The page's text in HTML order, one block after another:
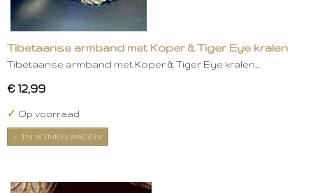
Tibetaanse armband met Koper & Tiger Eye kralen
Tibetaanse armband met Koper & Tiger Eye kralen…
€ 12,99
✓ Op voorraad
IN WINKELWAGEN